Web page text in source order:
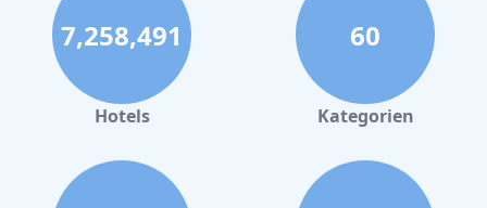
Hotels in Bamberg
Hotels in Nürnberg
Hotels in Büsum
Hotels in Tannheim
7,258,491
Hotels
60
Kategorien